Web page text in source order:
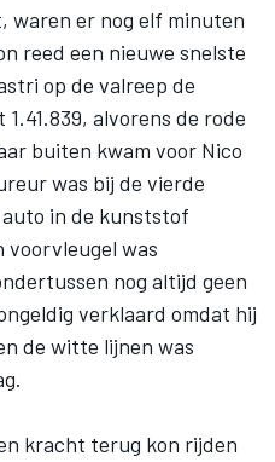
waren er nog elf minuten
reed een nieuwe snelste
op de valreep de
alvorens de rode
buiten kwam voor Nico
was bij de vierde
in de kunststof
voorvleugel was
nog altijd geen
verklaard omdat hij
de witte lijnen was
kracht terug kon rijden